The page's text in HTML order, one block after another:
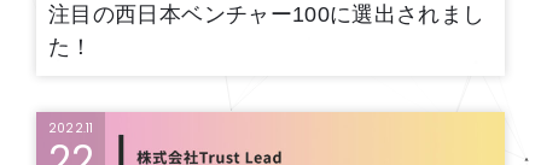
注目の西日本ベンチャー100に選出されまし
た！
2022.11